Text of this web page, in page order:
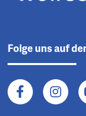
Folge uns auf